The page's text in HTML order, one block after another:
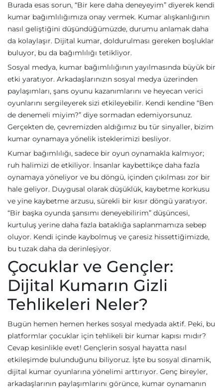
Burada esas sorun, “Bir kere daha deneyeyim” diyerek kendi
kumar bağımlılığımıza onay vermek. Kumar alışkanlığının
nasıl geliştiğini düşündüğümüzde, durumu anlamak daha
da kolaylaşır. Dijital kumar, doldurulması gereken boşluklar
buluyor, bu da bağımlılığı tetikliyor.
Sosyal medya, kumar bağımlılığının yayılmasında büyük bir
etki yaratıyor. Arkadaşlarınızın sosyal medya üzerinden
paylaşımları, şans oyunu kazanımlarını ve heyecan verici
oyunlarını sergileyerek sizi etkileyebilir. Kendi kendine “Ben
de denemeli miyim?” diye sormadan edemiyorsunuz.
Gerçekten de, çevremizden aldığımız bu tür sinyaller, bizim
kumar oynamaya yönelik isteklerimizi besliyor.
Kumar bağımlılığı, sadece bir oyun oynamakla kalmıyor;
ruh halimizi de etkiliyor. İnsanlar kaybettikçe daha fazla
oynamaya yöneliyor ve bu döngü, içinden çıkılması zor bir
hale geliyor. Duygusal olarak düşüklük, kaybetme korkusu
ve yine kaybetme arzusu, sürekli bir kısır döngü yaratıyor.
“Bir başka oyunda şansımı deneyebilirim” düşüncesi,
kurtuluş yerine daha fazla bataklığa saplanmamıza sebep
oluyor. Kendi içinde kaybolmuş ve çaresiz hissettiğimizde,
bu tuzak daha da derinleşiyor.
Çocuklar ve Gençler:
Dijital Kumarın Gizli
Tehlikeleri Neler?
Bugün hemen hemen herkes sosyal medyada aktif. Peki, bu
platformlar çocuklar için tehlikeli bir kumar kapısı mıdır?
Cevap kesinlikle evet! Gençlerin sosyal hayatta nasıl
etkileşimde bulunduğunu biliyoruz. İşte bu sosyal dinamik,
dijital kumar oyunlarına yönelimi arttırıyor. Genç bireyler,
arkadaşlarının paylaşımlarını görünce, kumar oynamanın